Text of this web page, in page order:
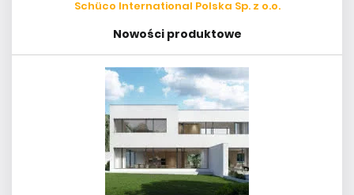
Schüco International Polska Sp. z o.o.
Nowości produktowe